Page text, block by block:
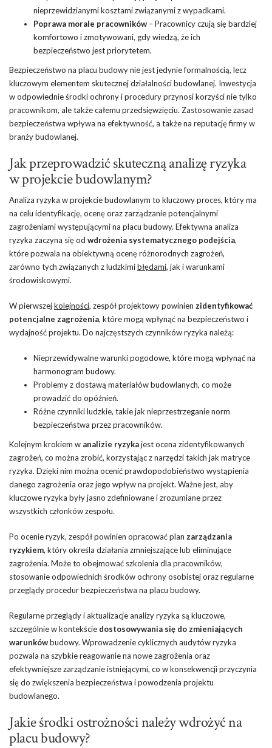
nieprzewidzianymikosztamizwiązanymi z wypadkami.
Poprawa morale pracowników – Pracownicy czują się bardziej
komfortowo i zmotywowani, gdy wiedzą, że ich
bezpieczeństwo jest priorytetem.
Bezpieczeństwo na placu budowy nie jest jedynie formalnością, lecz
kluczowym elementem skutecznej działalności budowlanej. Inwestycja
w odpowiednie środki ochrony i procedury przynosi korzyści nie tylko
pracownikom, ale także całemu przedsięwzięciu. Zastosowanie zasad
bezpieczeństwa wpływa na efektywność, a także na reputację firmy w
branży budowlanej.
Jak przeprowadzić skuteczną analizę ryzyka
w projekcie budowlanym?
Analiza ryzyka w projekcie budowlanym to kluczowy proces, który ma
na celu identyfikację, ocenę oraz zarządzanie potencjalnymi
zagrożeniami występującymi na placu budowy. Efektywna analiza
ryzyka zaczyna się od wdrożenia systematycznego podejścia,
które pozwala na obiektywną ocenę różnorodnych zagrożeń,
zarówno tych związanych z ludzkimibłędami, jak i warunkami
środowiskowymi.
W pierwszejkolejności, zespół projektowy powinien zidentyfikować
potencjalne zagrożenia, które mogą wpłynąć na bezpieczeństwo i
wydajność projektu. Do najczęstszych czynników ryzyka należą:
Nieprzewidywalne warunki pogodowe, które mogą wpłynąć na
harmonogram budowy.
Problemy z dostawą materiałów budowlanych, co może
prowadzić do opóźnień.
Różne czynniki ludzkie, takie jak nieprzestrzeganie norm
bezpieczeństwa przez pracowników.
Kolejnym krokiem w analizie ryzykajest ocena zidentyfikowanych
zagrożeń, co można zrobić, korzystając z narzędzi takich jak matryce
ryzyka. Dzięki nim można ocenić prawdopodobieństwo wystąpienia
danego zagrożenia oraz jego wpływ na projekt. Ważne jest, aby
kluczowe ryzyka były jasno zdefiniowane i zrozumiane przez
wszystkich członków zespołu.
Po ocenie ryzyk, zespół powinien opracować plan zarządzania
ryzykiem, który określa działania zmniejszające lub eliminujące
zagrożenia. Może to obejmować szkolenia dla pracowników,
stosowanie odpowiednich środków ochrony osobistej oraz regularne
przeglądy procedur bezpieczeństwa na placu budowy.
Regularne przeglądy i aktualizacje analizy ryzyka są kluczowe,
szczególnie w kontekście dostosowywania się do zmieniających
warunkówbudowy. Wprowadzenie cyklicznych audytów ryzyka
pozwala na szybkie reagowanie na nowe zagrożenia oraz
efektywniejsze zarządzanie istniejącymi, co w konsekwencji przyczynia
się do zwiększenia bezpieczeństwa i powodzenia projektu
budowlanego.
Jakie środki ostrożności należy wdrożyć na
placu budowy?